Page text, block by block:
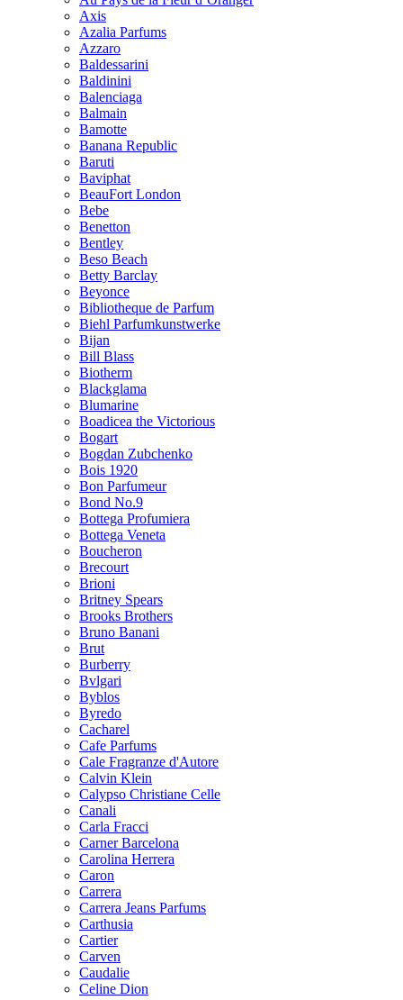
Axis
Azalia Parfums
Azzaro
Baldessarini
Baldinini
Balenciaga
Balmain
Bamotte
Banana Republic
Baruti
Baviphat
BeauFort London
Bebe
Benetton
Bentley
Beso Beach
Betty Barclay
Beyonce
Bibliotheque de Parfum
Biehl Parfumkunstwerke
Bijan
Bill Blass
Biotherm
Blackglama
Blumarine
Boadicea the Victorious
Bogart
Bogdan Zubchenko
Bois 1920
Bon Parfumeur
Bond No.9
Bottega Profumiera
Bottega Veneta
Boucheron
Brecourt
Brioni
Britney Spears
Brooks Brothers
Bruno Banani
Brut
Burberry
Bvlgari
Byblos
Byredo
Cacharel
Cafe Parfums
Cale Fragranze d'Autore
Calvin Klein
Calypso Christiane Celle
Canali
Carla Fracci
Carner Barcelona
Carolina Herrera
Caron
Carrera
Carrera Jeans Parfums
Carthusia
Cartier
Carven
Caudalie
Celine Dion